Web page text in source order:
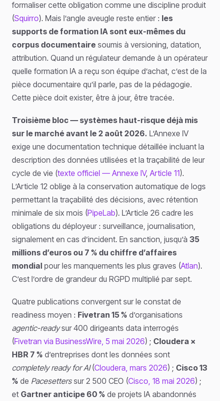
formaliser cette obligation comme une discipline produit
(Squirro). Mais l’angle aveugle reste entier : les
supports de formation IA sont eux-mêmes du
corpus documentaire soumis à versioning, datation,
attribution. Quand un régulateur demande à un opérateur
quelle formation IA a reçu son équipe d’achat, c’est de la
pièce documentaire qu’il parle, pas de la pédagogie.
Cette pièce doit exister, être à jour, être tracée.
Troisième bloc — systèmes haut-risque déjà mis
sur le marché avant le 2 août 2026. L’Annexe IV
exige une documentation technique détaillée incluant la
description des données utilisées et la traçabilité de leur
cycle de vie (texte officiel — Annexe IV, Article 11).
L’Article 12 oblige à la conservation automatique de logs
permettant la traçabilité des décisions, avec rétention
minimale de six mois (PipeLab). L’Article 26 cadre les
obligations du déployeur : surveillance, journalisation,
signalement en cas d’incident. En sanction, jusqu’à 35
millions d’euros ou 7 % du chiffre d’affaires
mondial pour les manquements les plus graves (Atlan).
C’est l’ordre de grandeur du RGPD multiplié par sept.
Quatre publications convergent sur le constat de
readiness moyen : Fivetran 15 % d’organisations
agentic-readysur 400 dirigeants data interrogés
(Fivetran via BusinessWire, 5 mai 2026) ; Cloudera ×
HBR 7 % d’entreprises dont les données sont
completely ready for AI(Cloudera, mars 2026) ; Cisco 13
% de Pacesetterssur 2 500 CEO (Cisco, 18 mai 2026) ;
et Gartner anticipe 60 % de projets IA abandonnés